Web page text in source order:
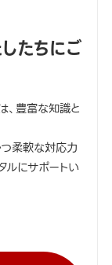
たちにご
、豊富な知識と
柔軟な対応力
ルにサポートい